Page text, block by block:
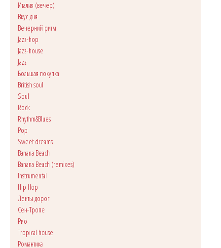
Италия (вечер)
Вкус дня
Вечерний ритм
Jazz-hop
Jazz-house
Jazz
Большая покупка
British soul
Soul
Rock
Rhythm&Blues
Pop
Sweet dreams
Banana Beach
Banana Beach (remixes)
Instrumental
Hip Hop
Ленты дорог
Сен-Тропе
Рио
Tropical house
Романтика